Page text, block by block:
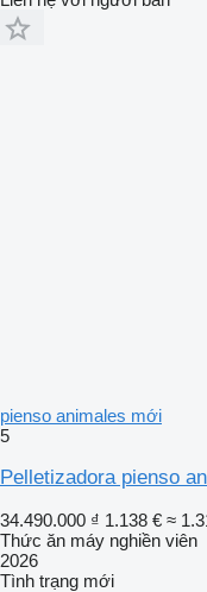
pienso animales mới
5
Pelletizadora pienso
34.490.000 ₫ 1.138 € ≈
Thức ăn máy nghiền viên
2026
Tình trạng mới